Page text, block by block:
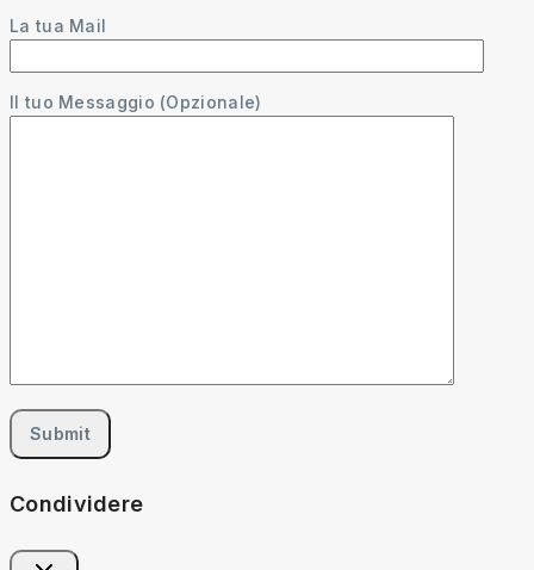
La tua Mail
Il tuo Messaggio (Opzionale)
Condividere